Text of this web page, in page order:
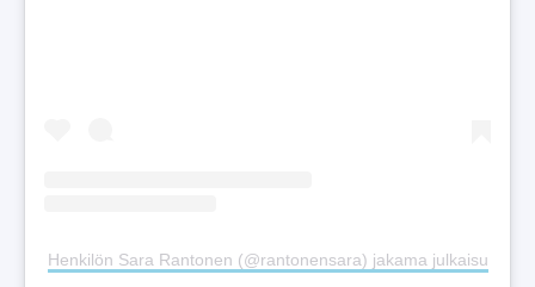
Henkilön Sara Rantonen (@rantonensara) jakama julkaisu